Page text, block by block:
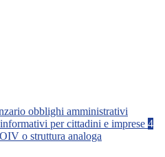
obblighi amministrativi
per cittadini e imprese 4
o struttura analoga